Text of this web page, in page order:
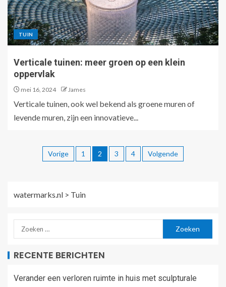
TUIN
Verticale tuinen: meer groen op een klein
oppervlak
mei 16, 2024 James
Verticale tuinen, ook wel bekend als groene muren of
levende muren, zijn een innovatieve...
Vorige 1 2 3 4 Volgende
watermarks.nl > Tuin
RECENTE BERICHTEN
Verander een verloren ruimte in huis met sculpturale